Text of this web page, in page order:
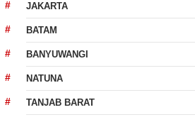
JAKARTA
BATAM
BANYUWANGI
NATUNA
TANJAB BARAT